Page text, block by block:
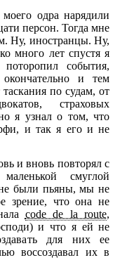
одра нарядили
персон. Тогда мне
Ну, иностранцы. Ну,
много лет спустя я
события,
и тем
по судам, от
страховых
я узнал о том, что
и так я его и не
и вновь повторял с
смуглой
были пьяны, мы не
зрение, что она не
code de la route,
и что я ей не
для них ее
воссоздавал их в